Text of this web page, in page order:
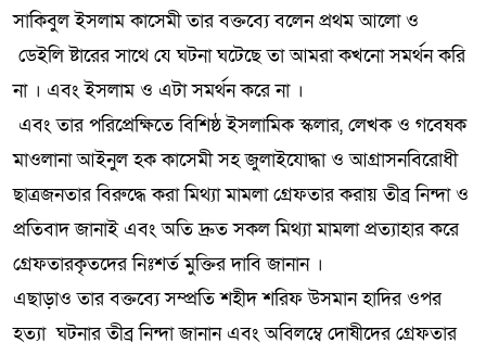
সাকিবুল ইসলাম কাসেমী তার বক্তব্যে বলেন প্রথম আলো ও
ডেইলি ষ্টারের সাথে যে ঘটনা ঘটেছে তা আমরা কখনো সমর্থন করি
না । এবং ইসলাম ও এটা সমর্থন করে না ।
এবং তার পরিপ্রেক্ষিতে বিশিষ্ঠ ইসলামিক স্কলার, লেখক ও গবেষক
মাওলানা আইনুল হক কাসেমী সহ জুলাইযোদ্ধা ও আগ্রাসনবিরোধী
ছাত্রজনতার বিরুদ্ধে করা মিথ্যা মামলা গ্রেফতার করায় তীব্র নিন্দা ও
প্রতিবাদ জানাই এবং অতি দ্রুত সকল মিথ্যা মামলা প্রত্যাহার করে
গ্রেফতারকৃতদের নিঃশর্ত মুক্তির দাবি জানান ।
এছাড়াও তার বক্তব্যে সম্প্রতি শহীদ শরিফ উসমান হাদির ওপর
হত্যা ঘটনার তীব্র নিন্দা জানান এবং অবিলম্বে দোষীদের গ্রেফতার